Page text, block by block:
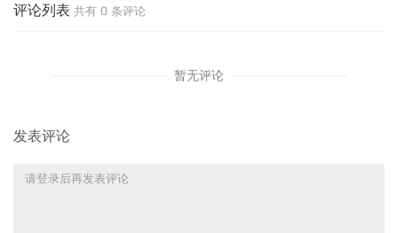
评论列表 共有 0 条评论
暂无评论
发表评论